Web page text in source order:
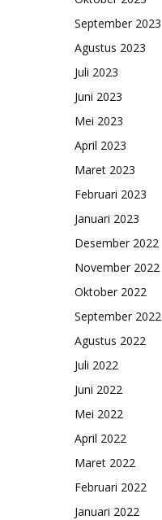
September 2023
Agustus 2023
Juli 2023
Juni 2023
Mei 2023
April 2023
Maret 2023
Februari 2023
Januari 2023
Desember 2022
November 2022
Oktober 2022
September 2022
Agustus 2022
Juli 2022
Juni 2022
Mei 2022
April 2022
Maret 2022
Februari 2022
Januari 2022